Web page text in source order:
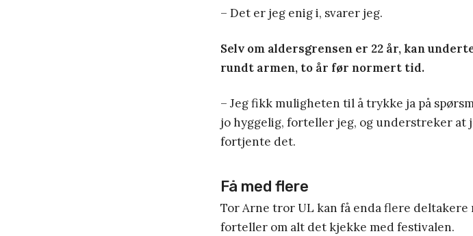
– Det er jeg enig i, svarer jeg.
Selv om aldersgrensen er 22 år, kan
rundt armen, to år før normert tid.
– Jeg fikk muligheten til å trykke ja på
jo hyggelig, forteller jeg, og understreker at
fortjente det.
Få med flere
Tor Arne tror UL kan få enda flere
forteller om alt det kjekke med festivalen.